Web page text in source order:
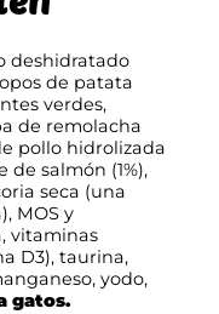
deshidratado
de patata
verdes,
de remolacha
pollo hidrolizada
de salmón (1%),
seca (una
MOS y
vitaminas
D3), taurina,
yodo,
gatos.